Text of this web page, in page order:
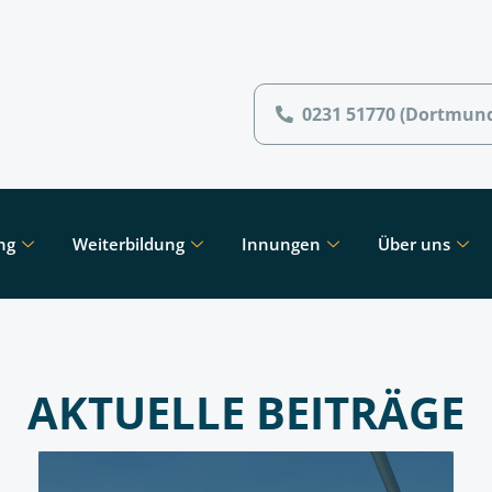
0231 51770
Weiterbildung Innungen Über uns
AKTUELLE BEITRÄGE